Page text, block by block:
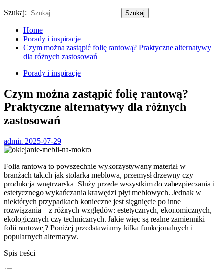
Szukaj:
Home
Porady i inspiracje
Czym można zastąpić folię rantową? Praktyczne alternatywy
dla różnych zastosowań
Porady i inspiracje
Czym można zastąpić folię rantową?
Praktyczne alternatywy dla różnych
zastosowań
admin 2025-07-29
Folia rantowa to powszechnie wykorzystywany materiał w
branżach takich jak stolarka meblowa, przemysł drzewny czy
produkcja wnętrzarska. Służy przede wszystkim do zabezpieczania i
estetycznego wykańczania krawędzi płyt meblowych. Jednak w
niektórych przypadkach konieczne jest sięgnięcie po inne
rozwiązania – z różnych względów: estetycznych, ekonomicznych,
ekologicznych czy technicznych. Jakie więc są realne zamienniki
folii rantowej? Poniżej przedstawiamy kilka funkcjonalnych i
popularnych alternatyw.
Spis treści